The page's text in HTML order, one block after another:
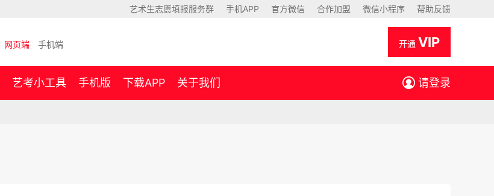
艺术生志愿填报服务群 手机APP 官方微信 合作加盟 微信小程序 帮助反馈
网页端 手机端 开通 VIP
艺考小工具 手机版 下载APP 关于我们 请登录